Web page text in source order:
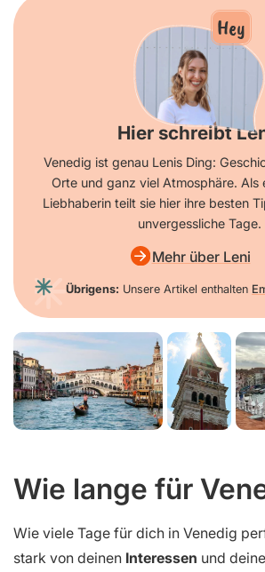
Hey
Hier schreibt
Venedig ist genau Lenis Ding:
Orte und ganz viel Atmosphäre.
Liebhaberin teilt sie hier ihre besten
unvergessliche Tage.
Mehr über Leni
Übrigens: Unsere Artikel enthalten
Wie lange für
Wie viele Tage für dich in Venedig
stark von deinen Interessen und